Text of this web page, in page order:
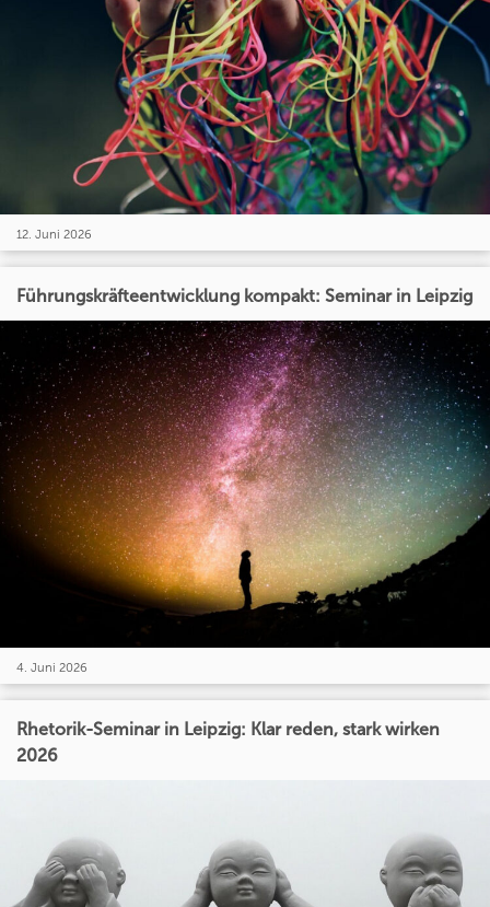
12. Juni 2026
Führungskräfteentwicklung kompakt: Seminar in Leipzig
4. Juni 2026
Rhetorik-Seminar in Leipzig: Klar reden, stark wirken
2026